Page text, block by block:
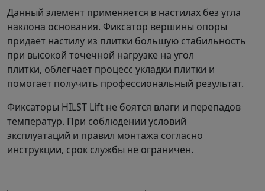
Данный элемент применяется в настилах без угла
наклона основания. Фиксатор вершины опоры
придает настилу из плитки большую стабильность
при высокой точечной нагрузке на угол
плитки, облегчает процесс укладки плитки и
помогает получить профессиональный результат.
Фиксаторы HILST Lift не боятся влаги и перепадов
температур. При соблюдении условий
эксплуатаций и правил монтажа согласно
инструкции, срок службы не ограничен.